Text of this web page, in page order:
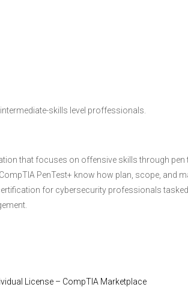
skills level proffessionals.
that focuses on offensive skills through pen
PenTest+ know how plan, scope, and
for cybersecurity professionals
License – CompTIA Marketplace